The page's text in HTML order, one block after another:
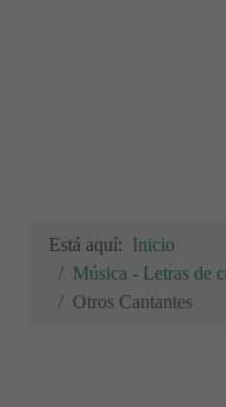
Está aquí: Inicio
Música - Letras de
Otros Cantantes